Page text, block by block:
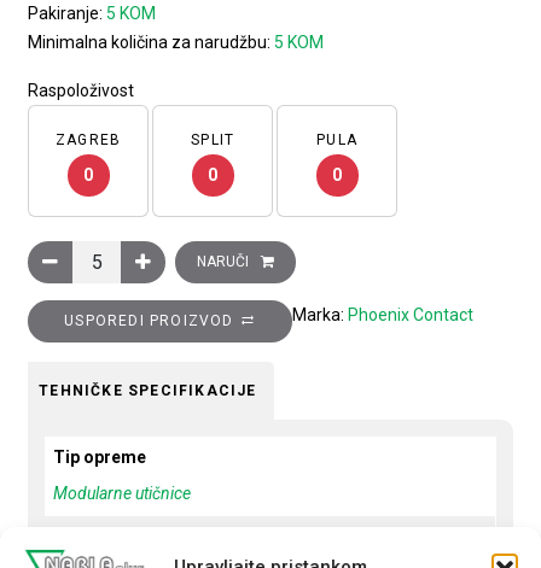
Pakiranje: 5 KOM
Minimalna količina za narudžbu: 5 KOM
Raspoloživost
ZAGREB
0
SPLIT
0
PULA
0
Utičnica EO-CF/PT, DIN standard, 2P+PE 10/16A, 250V AC
NARUČI
USPOREDI PROIZVOD Marka: Phoenix Contact
TEHNIČKE SPECIFIKACIJE
Tip opreme
Modularne utičnice